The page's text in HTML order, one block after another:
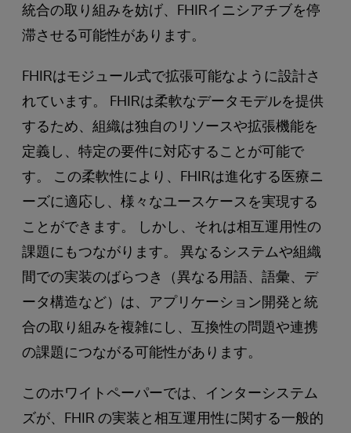
統合の取り組みを妨げ、FHIRイニシアチブを停
滞させる可能性があります。
FHIRはモジュール式で拡張可能なように設計さ
れています。 FHIRは柔軟なデータモデルを提供
するため、組織は独自のリソースや拡張機能を
定義し、特定の要件に対応することが可能で
す。 この柔軟性により、FHIRは進化する医療ニ
ーズに適応し、様々なユースケースを実現する
ことができます。 しかし、それは相互運用性の
課題にもつながります。 異なるシステムや組織
間での実装のばらつき（異なる用語、語彙、デ
ータ構造など）は、アプリケーション開発と統
合の取り組みを複雑にし、互換性の問題や連携
の課題につながる可能性があります。
このホワイトペーパーでは、インターシステム
ズが、FHIR の実装と相互運用性に関する一般的